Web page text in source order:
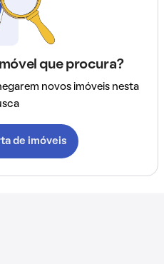
que procura?
novos imóveis nesta
de imóveis